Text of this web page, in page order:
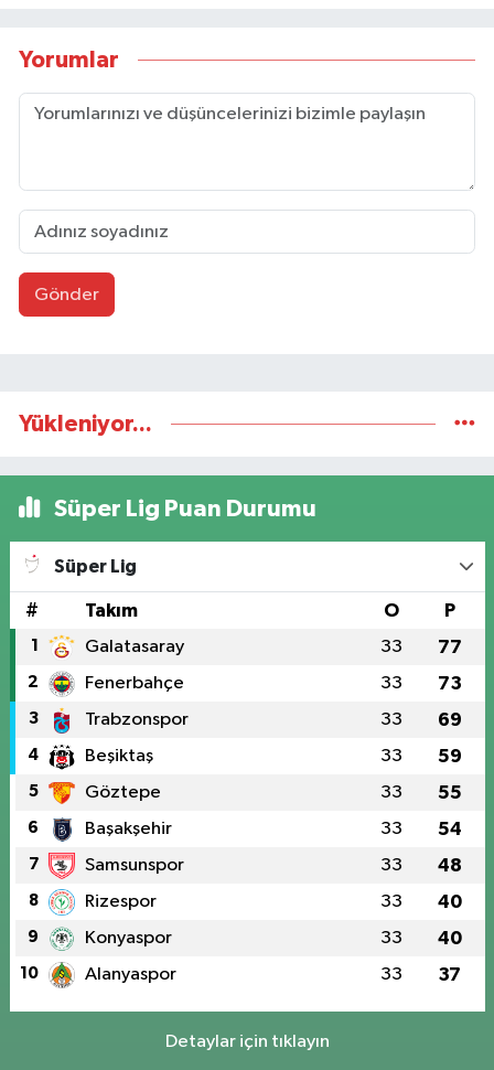
Yorumlar
Gönder
Yükleniyor...
Süper Lig Puan Durumu
Süper Lig
# Takım O P
1 Galatasaray 33 77
2 Fenerbahçe 33 73
3 Trabzonspor 33 69
4 Beşiktaş 33 59
5 Göztepe 33 55
6 Başakşehir 33 54
7 Samsunspor 33 48
8 Rizespor 33 40
9 Konyaspor 33 40
10 Alanyaspor 33 37
Detaylar için tıklayın